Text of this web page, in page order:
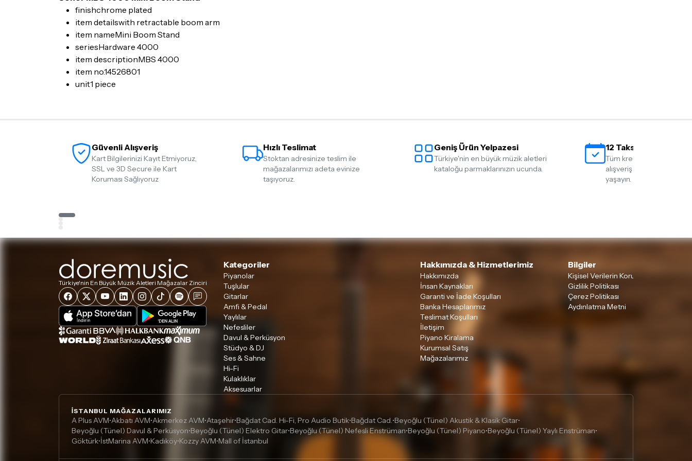
finishchrome plated
item detailswith retractable boom arm
item nameMini Boom Stand
seriesHardware 4000
item descriptionMBS 4000
item no.14526801
unit1 piece
Güvenli Alışveriş
Kart Bilgilerinizi Kayıt Etmiyoruz,
SSL ve 3D Secure ile Kart
Koruması Sağlıyoruz
Hızlı Teslimat
Stoktan adresinize teslim ile
mağazalarımızı adeta evinize
taşıyoruz.
Geniş Ürün Yelpazesi
Türkiye'nin en büyük müzik aletleri
kataloğu parmaklarınızın ucunda.
12 Taksit İmkanı
Tüm kredi kartlarına 12
alışveriş yapmanın
yaşayın.
Türkiye'nin En Büyük Müzik Aletleri Mağazalar Zinciri
Kategoriler
Piyanolar
Tuşlular
Gitarlar
Amfi & Pedal
Yaylılar
Nefesliler
Davul & Perküsyon
Stüdyo & DJ
Ses & Sahne
Hi-Fi
Kulaklıklar
Aksesuarlar
Hakkımızda & Hizmetlerimiz
Hakkımızda
İnsan Kaynakları
Garanti ve İade Koşulları
Banka Hesaplarımız
Teslimat Koşulları
İletişim
Piyano Kiralama
Kurumsal Satış
Mağazalarımız
Bilgiler
Kişisel Verilerin Korunması
Gizlilik Politikası
Çerez Politikası
Aydınlatma Metni
İSTANBUL MAĞAZALARIMIZ
A Plus AVM•Akbatı AVM•Akmerkez AVM•Ataşehir•Bağdat Cad. Hi-Fi, Pro Audio Butik•Bağdat Cad.•Beyoğlu (Tünel) Akustik & Klasik Gitar•
Beyoğlu (Tünel) Davul & Perküsyon•Beyoğlu (Tünel) Elektro Gitar•Beyoğlu (Tünel) Nefesli Enstrüman•Beyoğlu (Tünel) Piyano•Beyoğlu (Tünel) Yaylı Enstrüman•
Göktürk•İstMarina AVM•Kadıköy•Kozzy AVM•Mall of İstanbul